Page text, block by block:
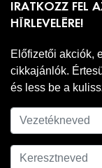
IRATKOZZ FEL
HÍRLEVELÉRE!
Előfizetői akciók,
cikkajánlók.
és less be a